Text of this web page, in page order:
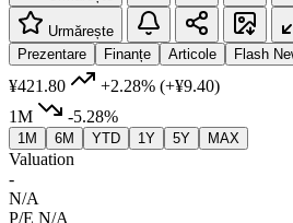
Urmărește
Prezentare
Finanțe Articole Flash
¥421.80 +2.28% (+¥9.40)
1M
-5.28%
1M 6M YTD 1Y 5Y MAX
Valuation
-
N/A
P/E N/A